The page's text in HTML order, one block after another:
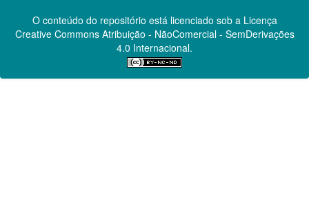
O conteúdo do repositório está licenciado sob a Licença
Creative CommonsAtribuição - NãoComercial - SemDerivações
4.0 Internacional.